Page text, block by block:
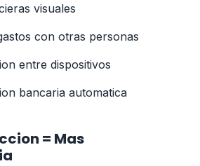
visuales
con otras personas
entre dispositivos
bancaria automatica
= Mas